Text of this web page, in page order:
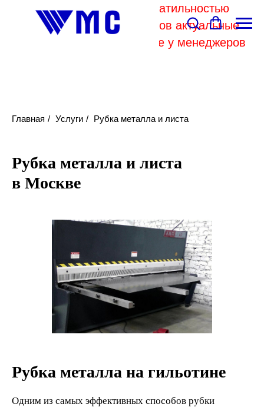
В связи с высокой волатильностью
отпускных цен комбинатов актуальные
цены на металл уточняйте у менеджеров
Главная / Услуги / Рубка металла и листа
Рубка металла и листа
в Москве
Рубка металла на гильотине
Одним из самых эффективных способов рубки